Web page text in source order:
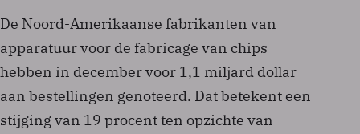
De Noord-Amerikaanse fabrikanten van
apparatuur voor de fabricage van chips
hebben in december voor 1,1 miljard dollar
aan bestellingen genoteerd. Dat betekent een
stijging van 19 procent ten opzichte van